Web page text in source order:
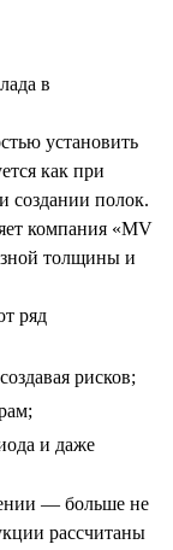
в
установить
как при
создании полок.
компания «MV
толщины и
ряд
рисков;
и даже
— больше не
рассчитаны